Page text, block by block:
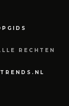
RECHTEN